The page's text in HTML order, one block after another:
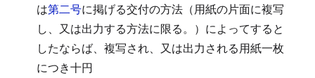
は第二号に掲げる交付の方法（用紙の片面に複写
し、又は出力する方法に限る。）によってすると
したならば、複写され、又は出力される用紙一枚
につき十円